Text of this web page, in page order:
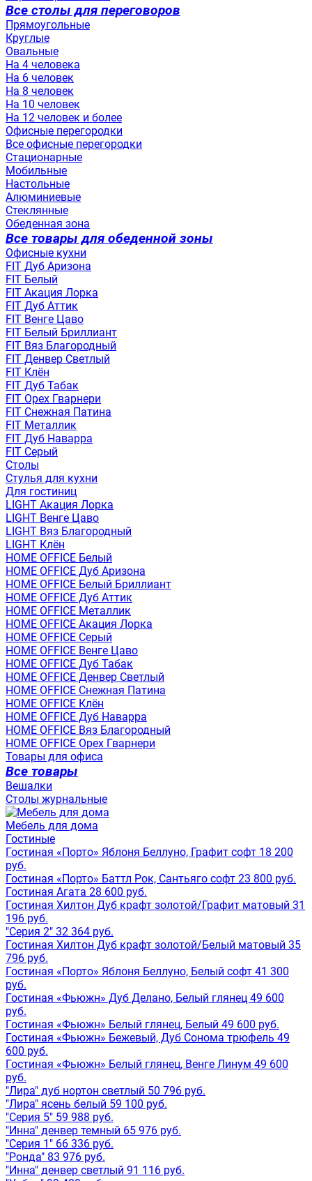
Все столы для переговоров
Прямоугольные
Круглые
Овальные
На 4 человека
На 6 человек
На 8 человек
На 10 человек
На 12 человек и более
Офисные перегородки
Все офисные перегородки
Стационарные
Мобильные
Настольные
Алюминиевые
Стеклянные
Обеденная зона
Все товары для обеденной зоны
Офисные кухни
FIT Дуб Аризона
FIT Белый
FIT Акация Лорка
FIT Дуб Аттик
FIT Венге Цаво
FIT Белый Бриллиант
FIT Вяз Благородный
FIT Денвер Светлый
FIT Клён
FIT Дуб Табак
FIT Орех Гварнери
FIT Снежная Патина
FIT Металлик
FIT Дуб Наварра
FIT Серый
Столы
Стулья для кухни
Для гостиниц
LIGHT Акация Лорка
LIGHT Венге Цаво
LIGHT Вяз Благородный
LIGHT Клён
HOME OFFICE Белый
HOME OFFICE Дуб Аризона
HOME OFFICE Белый Бриллиант
HOME OFFICE Дуб Аттик
HOME OFFICE Металлик
HOME OFFICE Акация Лорка
HOME OFFICE Серый
HOME OFFICE Венге Цаво
HOME OFFICE Дуб Табак
HOME OFFICE Денвер Светлый
HOME OFFICE Снежная Патина
HOME OFFICE Клён
HOME OFFICE Дуб Наварра
HOME OFFICE Вяз Благородный
HOME OFFICE Орех Гварнери
Товары для офиса
Все товары
Вешалки
Столы журнальные
Мебель для дома
Гостиные
Гостиная «Порто» Яблоня Беллуно, Графит софт 18 200
руб.
Гостиная «Порто» Баттл Рок, Сантьяго софт 23 800 руб.
Гостиная Агата 28 600 руб.
Гостиная Хилтон Дуб крафт золотой/Графит матовый 31
196 руб.
"Серия 2" 32 364 руб.
Гостиная Хилтон Дуб крафт золотой/Белый матовый 35
796 руб.
Гостиная «Порто» Яблоня Беллуно, Белый софт 41 300
руб.
Гостиная «Фьюжн» Дуб Делано, Белый глянец 49 600
руб.
Гостиная «Фьюжн» Белый глянец, Белый 49 600 руб.
Гостиная «Фьюжн» Бежевый, Дуб Сонома трюфель 49
600 руб.
Гостиная «Фьюжн» Белый глянец, Венге Линум 49 600
руб.
"Лира" дуб нортон светлый 50 796 руб.
"Лира" ясень белый 59 100 руб.
"Серия 5" 59 988 руб.
"Инна" денвер темный 65 976 руб.
"Серия 1" 66 336 руб.
"Ронда" 83 976 руб.
"Инна" денвер светлый 91 116 руб.